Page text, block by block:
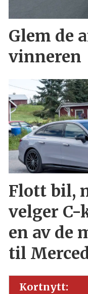
Glem de
vinneren
Flott bil,
velger C-
en av de
til
Kortnytt: